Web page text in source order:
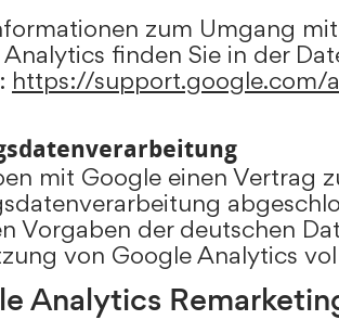
zum Umgang
finden Sie in der
https://support.google.com/
mit Google einen Vertrag
Vorgaben der deutschen
von Google Analytics
Analytics